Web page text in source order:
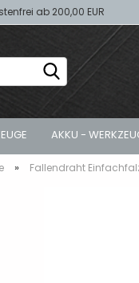
ab 200,00 EUR
Suche...
AKKU -
» Fallendraht